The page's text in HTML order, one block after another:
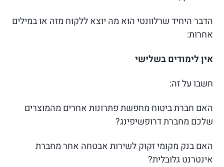
הדבר היחיד שרלוונטי הוא מה יוצא ללקוח מזה או במילים
אחרות:
אין לימודים בשלישי
חשבו על זה:
האם חברת ביטוח מחפשת פתרונות אחרים מהמוצרים
שלכם מחברת דרופשיפינג?
האם בנק מקומי זקוק לשירות אבטחה אחר מחברת
אינטרנט גלובלית?